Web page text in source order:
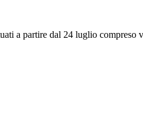
a partire dal 24 luglio compreso